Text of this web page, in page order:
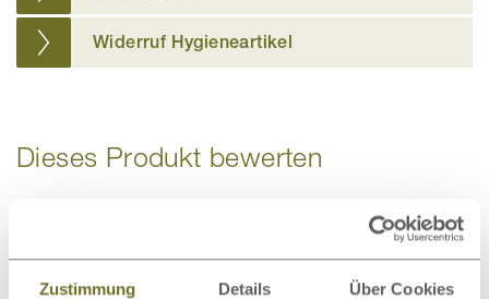
Zustimmung Details Über Cookies
Widerruf Hygieneartikel
Dieses Produkt bewerten
Schreiben Sie Ihre Meinung zu diesem Artikel: